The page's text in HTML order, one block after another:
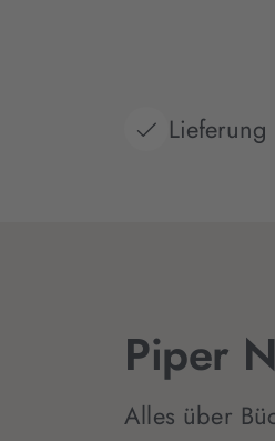
Piper
Alles über